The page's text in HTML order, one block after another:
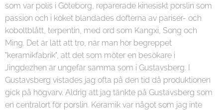
som var polis i Göteborg, reparerade kinesiskt porslin som
passion och i köket blandades dofterna av pariser- och
koboltblått, terpentin, med ord som Kangxi, Song och
Ming. Det är lätt att tro, när man hör begreppet
"keramikfabrik", att det som möter en besökare i
Jingdezhen är ungefär samma som i Gustavsberg. I
Gustavsberg vistades jag ofta på den tid då produktionen
gick på högvarv. Aldrig att jag tänkte på Gustavsberg som
en centralort för porslin. Keramik var något som jag inte